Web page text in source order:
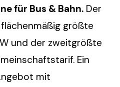
für Bus & Bahn. Der
größte
und der zweitgrößte
Ein
mit